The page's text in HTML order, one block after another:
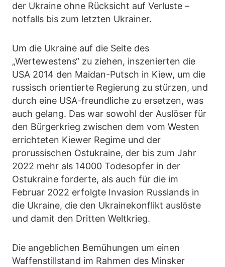
der Ukraine ohne Rücksicht auf Verluste –
notfalls bis zum letzten Ukrainer.
Um die Ukraine auf die Seite des
„Wertewestens“ zu ziehen, inszenierten die
USA 2014 den Maidan-Putsch in Kiew, um die
russisch orientierte Regierung zu stürzen, und
durch eine USA-freundliche zu ersetzen, was
auch gelang. Das war sowohl der Auslöser für
den Bürgerkrieg zwischen dem vom Westen
errichteten Kiewer Regime und der
prorussischen Ostukraine, der bis zum Jahr
2022 mehr als 14000 Todesopfer in der
Ostukraine forderte, als auch für die im
Februar 2022 erfolgte Invasion Russlands in
die Ukraine, die den Ukrainekonflikt auslöste
und damit den Dritten Weltkrieg.
Die angeblichen Bemühungen um einen
Waffenstillstand im Rahmen des Minsker